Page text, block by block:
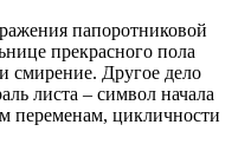
папоротниковой
прекрасного пола
смирение. Другое дело
листа – символ начала
переменам, цикличности